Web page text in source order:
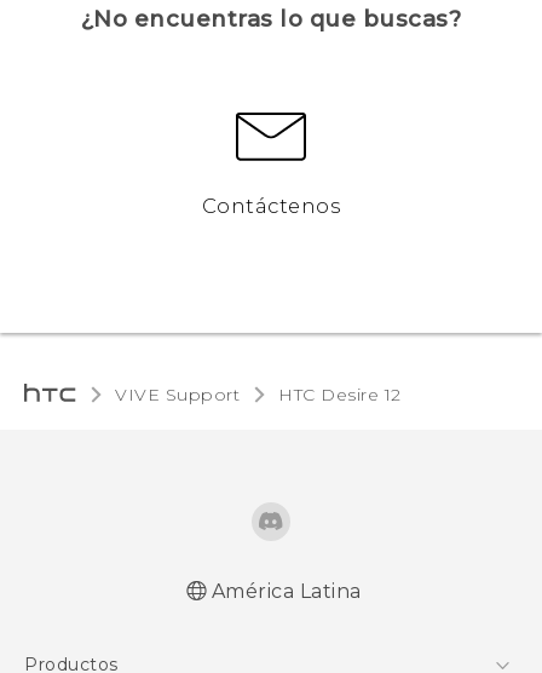
¿No encuentras lo que buscas?
Contáctenos
VIVE Support HTC Desire 12‎
América Latina
Productos